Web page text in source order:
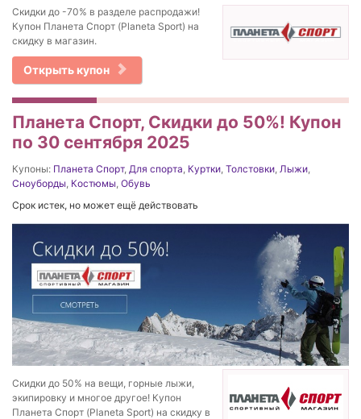
Скидки до -70% в разделе распродажи!
Купон Планета Спорт (Planeta Sport) на
скидку в магазин.
Открыть купон
Планета Спорт, Скидки до 50%! Купон
по 30 сентября 2025
Купоны: Планета Спорт, Для спорта, Куртки, Толстовки, Лыжи,
Сноуборды, Костюмы, Обувь
Срок истек, но может ещё действовать
Скидки до 50% на вещи, горные лыжи,
экипировку и многое другое! Купон
Планета Спорт (Planeta Sport) на скидку в